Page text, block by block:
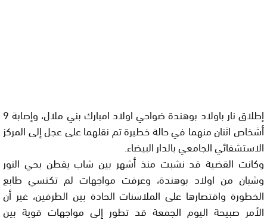
إطلاق نار باولاد بوهندة ضواحي اولاد امبارك بني ملال، وإصابة 9
أشخاص اثنان منهما في حالة خطيرة تم نقلهما على عجل إلى المركز
الاستشفائي الجامعي بالدار البيضاء.
وكانت القضية قد نشبت منذ أشهر بين شاب يقطن بحي النور
وشبان من اولاد بوهندة، وعرفت مواجهات لم تكتسي طابع
الخطورة واقتصارها على الملاسنات الحادة بين الطرفين، غير أن
الأمر صبيحة اليوم الجمعة قد تطور إلى مواجهات قوية بين